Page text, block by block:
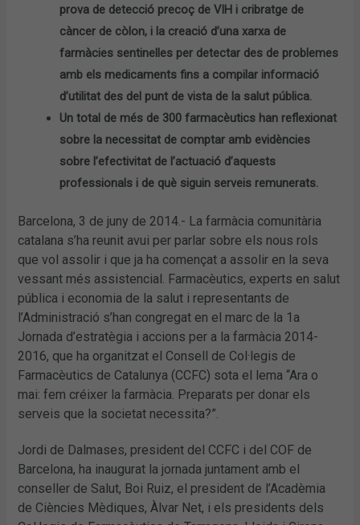
prova de detecció precoç de VIH i cribratge de
càncer de còlon, i la creació d’una xarxa de
farmàcies sentinelles per detectar des de problemes
amb els medicaments fins a compilar informació
d’utilitat des del punt de vista de la salut pública.
Un total de més de 300 farmacèutics han reflexionat
sobre la necessitat de comptar amb evidències
sobre l’efectivitat de l’actuació d’aquests
professionals i de què siguin serveis remunerats.
Barcelona, 3 de juny de 2014.- La farmàcia comunitària
catalana s’ha reunit avui per parlar sobre els nous rols
que vol assolir i que ja ha començat a assolir en la seva
vessant més assistencial. Farmacèutics, experts en salut
pública i economia de la salut i representants de
l’Administració s’han congregat en el marc de la 1a
Jornada d’estratègia i accions per a la farmàcia 2014-
2016, que ha organitzat el Consell de Col·legis de
Farmacèutics de Catalunya (CCFC) sota el lema “Ara o
mai: fem créixer la farmàcia. Preparats per donar els
serveis que la societat necessita?”.
Jordi de Dalmases, president del CCFC i del COF de
Barcelona, ha inaugurat la jornada juntament amb el
conseller de Salut, Boi Ruiz, el president de l’Acadèmia
de Ciències Mèdiques, Àlvar Net, i els presidents dels